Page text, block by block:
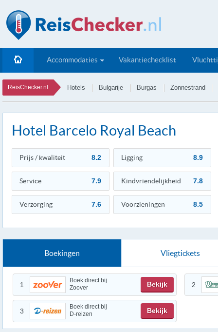
Accommodaties Vakantiechecklist
ReisChecker.nl Hotels Bulgarije Burgas Zonnestrand
Hotel Barcelo Royal Beach
Prijs / kwaliteit 8.2 Ligging 8.9
Service 7.9 Kindvriendelijkheid 7.8
Verzorging 7.6 Voorzieningen 8.5
Boekingen Vliegtickets
1
Boek direct bij
Zoover
Bekijk 2
3
Boek direct bij
D-reizen
Bekijk